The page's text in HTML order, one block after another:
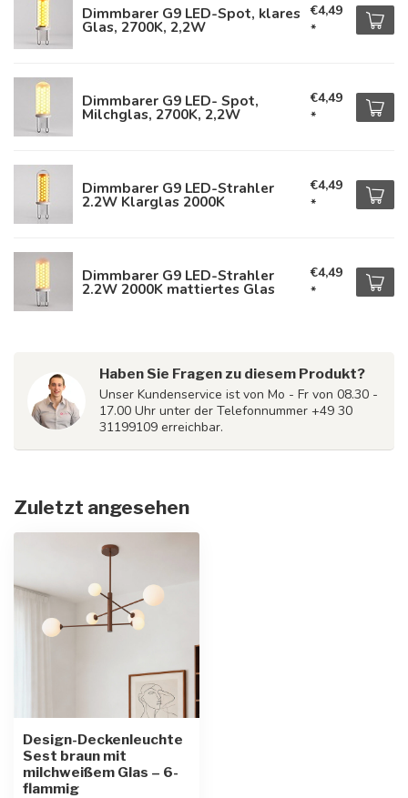
Dimmbarer G9 LED-Spot, klares
Glas, 2700K, 2,2W
€4,49
*
Dimmbarer G9 LED- Spot,
Milchglas, 2700K, 2,2W
€4,49
*
Dimmbarer G9 LED-Strahler
2.2W Klarglas 2000K
€4,49
*
Dimmbarer G9 LED-Strahler
2.2W 2000K mattiertes Glas
€4,49
*
Haben Sie Fragen zu diesem Produkt?
Unser Kundenservice ist von Mo - Fr von 08.30 -
17.00 Uhr unter der Telefonnummer +49 30
31199109 erreichbar.
Zuletzt angesehen
Design-Deckenleuchte
Sest braun mit
milchweißem Glas – 6-
flammig